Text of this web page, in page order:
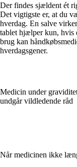
Der findes sjældent ét
Det vigtigste er, at du
hverdag. En salve
tablet hjælper kun, hvis
brug kan
hverdagsgener.
Medicin under
undgår vildledende råd
Når medicinen ikke